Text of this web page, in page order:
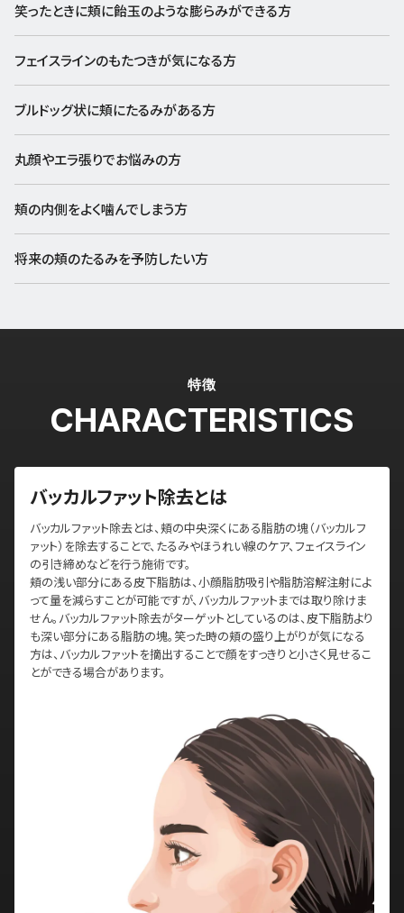
笑ったときに頬に飴玉のような膨らみができる方
フェイスラインのもたつきが気になる方
ブルドッグ状に頬にたるみがある方
丸顔やエラ張りでお悩みの方
頬の内側をよく噛んでしまう方
将来の頬のたるみを予防したい方
特徴
CHARACTERISTICS
バッカルファット除去とは
バッカルファット除去とは、頬の中央深くにある脂肪の塊（バッカルフ
ァット）を除去することで、たるみやほうれい線のケア、フェイスライン
の引き締めなどを行う施術です。
頬の浅い部分にある皮下脂肪は、小顔脂肪吸引や脂肪溶解注射によ
って量を減らすことが可能ですが、バッカルファットまでは取り除けま
せん。バッカルファット除去がターゲットとしているのは、皮下脂肪より
も深い部分にある脂肪の塊。笑った時の頬の盛り上がりが気になる
方は、バッカルファットを摘出することで顔をすっきりと小さく見せるこ
とができる場合があります。